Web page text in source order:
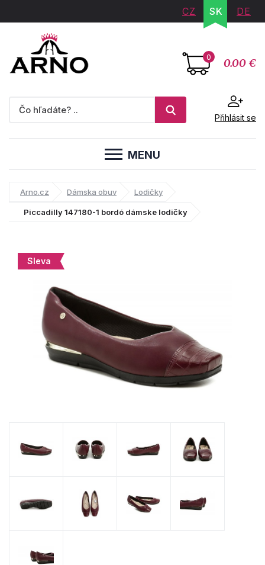
CZ SK DE
0 0.00 €
Přihlásit se
MENU
Arno.cz Dámska obuv Lodičky
Piccadilly 147180-1 bordó dámske lodičky
Sleva